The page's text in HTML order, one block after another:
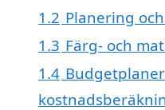
1.2 Planering
1.3 Färg- och
1.4